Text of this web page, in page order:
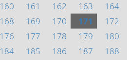
160 161 162 163
164
168 169 170 171
172
176 177 178 179
180
184 185 186 187
188